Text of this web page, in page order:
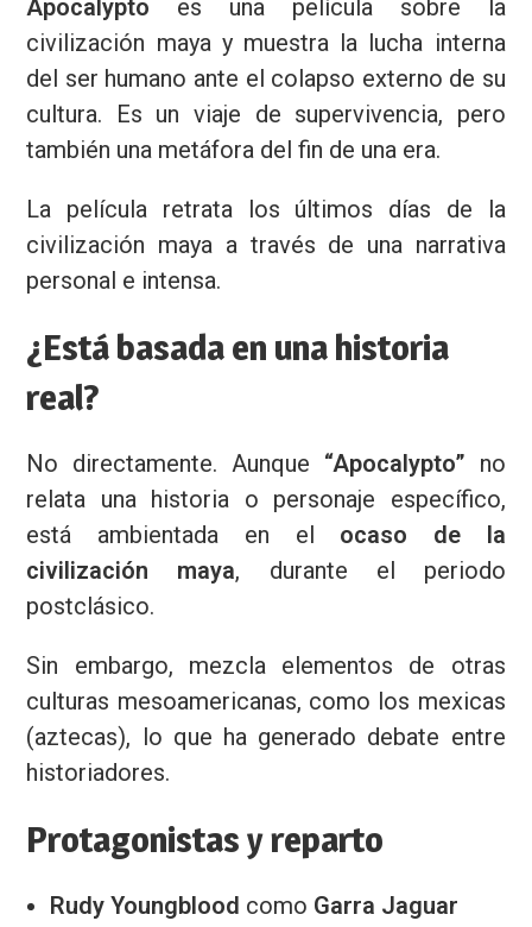
Apocalypto es una película sobre la
civilización maya y muestra la lucha interna
del ser humano ante el colapso externo de su
cultura. Es un viaje de supervivencia, pero
también una metáfora del fin de una era.
La película retrata los últimos días de la
civilización maya a través de una narrativa
personal e intensa.
¿Está basada en una historia
real?
No directamente. Aunque “Apocalypto” no
relata una historia o personaje específico,
está ambientada en el ocaso de la
civilización maya, durante el periodo
postclásico.
Sin embargo, mezcla elementos de otras
culturas mesoamericanas, como los mexicas
(aztecas), lo que ha generado debate entre
historiadores.
Protagonistas y reparto
Rudy Youngblood como Garra Jaguar